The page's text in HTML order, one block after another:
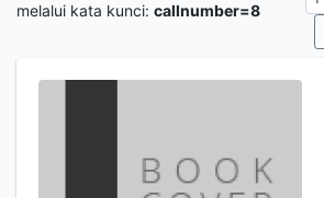
melalui kata kunci: callnumber=8